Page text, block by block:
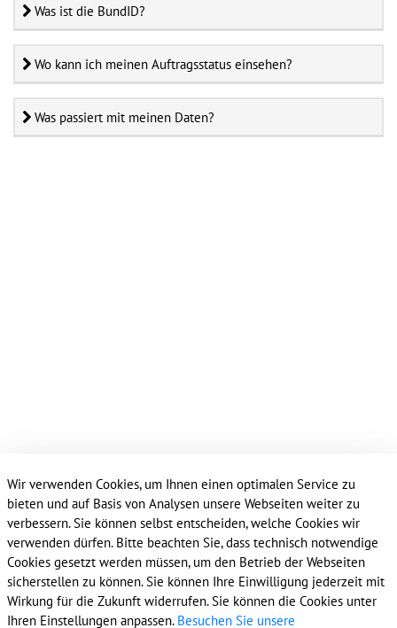
Was ist die BundID?
Was ist die BundID?
Wo kann ich meinen Auftragsstatus einsehen?
Wo kann ich meinen
Was passiert mit meinen Daten?
Was passiert mit meinen Daten?
Friedrich-Ebert-Platz 2
44623 Herne
Wir verwenden Cookies, um Ihnen einen optimalen Service zu
bieten und auf Basis von Analysen unsere Webseiten weiter zu
verbessern. Sie können selbst entscheiden, welche Cookies wir
verwenden dürfen. Bitte beachten Sie, dass technisch notwendige
Cookies gesetzt werden müssen, um den Betrieb der Webseiten
sicherstellen zu können. Sie können Ihre Einwilligung jederzeit mit
Wirkung für die Zukunft widerrufen. Sie können die Cookies unter
Ihren Einstellungen anpassen. Besuchen Sie unsere